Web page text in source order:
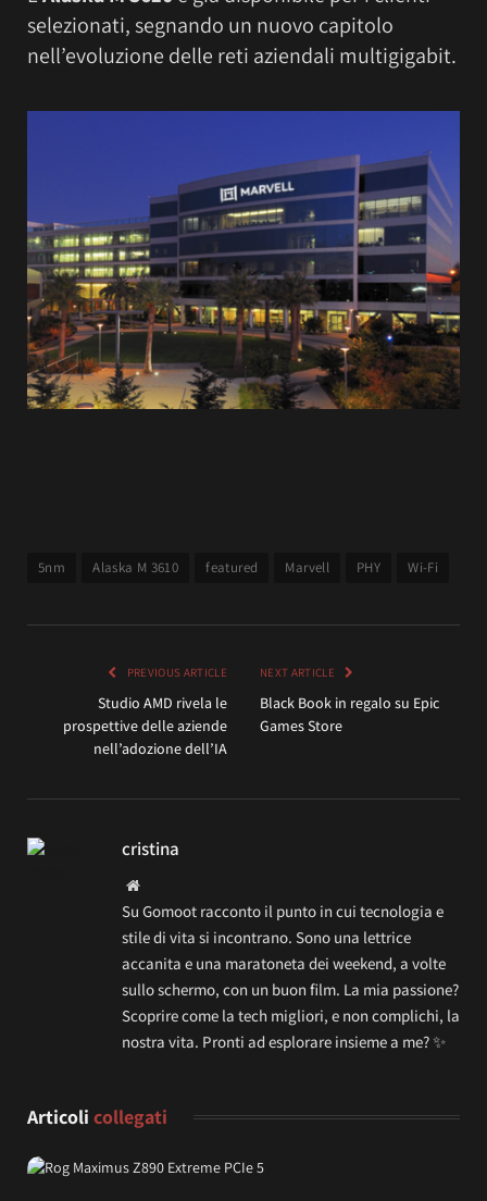
selezionati, segnando un nuovo capitolo
nell’evoluzione delle reti aziendali multigigabit.
5nm Alaska M 3610 featured Marvell PHY Wi-Fi
PREVIOUS ARTICLE
Studio AMD rivela le
prospettive delle aziende
nell’adozione dell’IA
NEXT ARTICLE
Black Book in regalo su Epic
Games Store
cristina
Website
Su Gomoot racconto il punto in cui tecnologia e
stile di vita si incontrano. Sono una lettrice
accanita e una maratoneta dei weekend, a volte
sullo schermo, con un buon film. La mia passione?
Scoprire come la tech migliori, e non complichi, la
nostra vita. Pronti ad esplorare insieme a me? ✨
Articoli collegati